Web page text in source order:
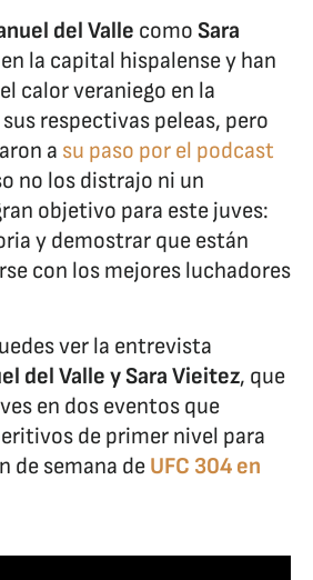
del Valle como Sara
la capital hispalense y han
calor veraniego en la
respectivas peleas, pero
a su paso por el podcast
no los distrajo ni un
objetivo para este juves:
y demostrar que están
con los mejores luchadores
ver la entrevista
del Valle y Sara Vieitez, que
en dos eventos que
de primer nivel para
de semana de UFC 304 en